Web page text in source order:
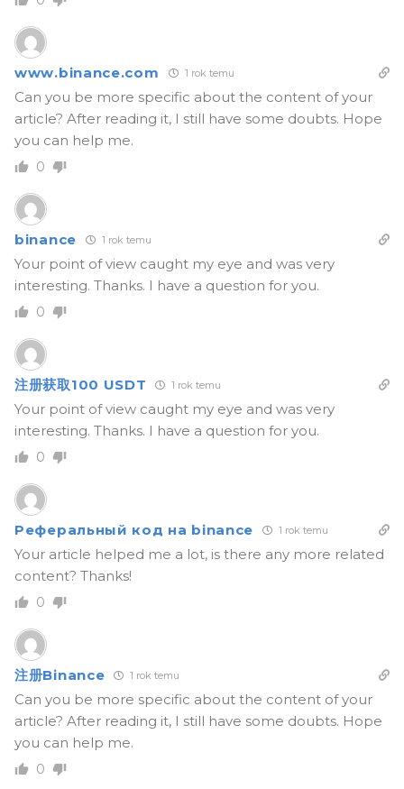
www.binance.com 1 rok temu
Can you be more specific about the content of your
article? After reading it, I still have some doubts. Hope
you can help me.
0
binance 1 rok temu
Your point of view caught my eye and was very
interesting. Thanks. I have a question for you.
0
注册获取100 USDT 1 rok temu
Your point of view caught my eye and was very
interesting. Thanks. I have a question for you.
0
Реферальный код на binance 1 rok temu
Your article helped me a lot, is there any more related
content? Thanks!
0
注册Binance 1 rok temu
Can you be more specific about the content of your
article? After reading it, I still have some doubts. Hope
you can help me.
0